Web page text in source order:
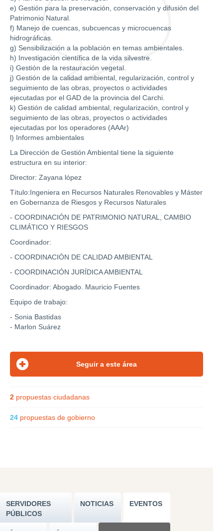
e) Gestión para la preservación, conservación y difusión del
Patrimonio Natural.
f) Manejo de cuencas, subcuencas y microcuencas
hidrográficas.
g) Sensibilización a la población en temas ambientales.
h) Investigación científica de la vida silvestre.
i) Gestión de la restauración vegetal.
j) Gestión de la calidad ambiental, regularización, control y
seguimiento de las obras, proyectos o actividades
ejecutadas por el GAD de la provincia del Carchi.
k) Gestión de calidad ambiental, regularización, control y
seguimiento de las obras, proyectos o actividades
ejecutadas por los operadores (AAAr)
l) Informes ambientales
La Dirección de Gestión Ambiental tiene la siguiente
estructura en su interior:
Director: Zayana lópez
Título:Ingeniera en Recursos Naturales Renovables y Máster
en Gobernanza de Riesgos y Recursos Naturales
- COORDINACIÓN DE PATRIMONIO NATURAL, CAMBIO
CLIMÁTICO Y RIESGOS
Coordinador:
- COORDINACIÓN DE CALIDAD AMBIENTAL
- COORDINACIÓN JURÍDICA AMBIENTAL
Coordinador: Abogado. Mauricio Fuentes
Equipo de trabajo:
- Sonia Bastidas
- Marlon Suárez
2 propuestas ciudadanas
24 propuestas de gobierno
SERVIDORES
PÚBLICOS
NOTICIAS EVENTOS